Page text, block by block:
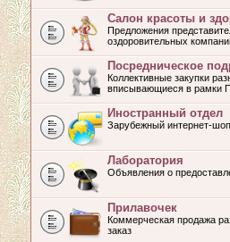
Салон красоты и
Предложения
оздоровительных
Посредническое
Коллективные закупки
вписывающиеся в рамки
Иностранный отдел
Зарубежный интернет-
Лаборатория
Объявления о
Прилавочек
Коммерческая продажа
заказ